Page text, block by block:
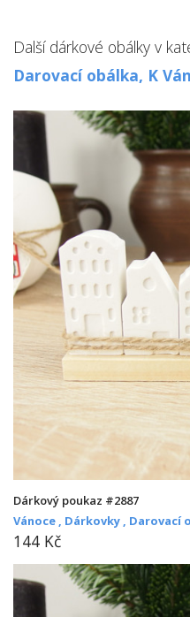
Další dárkové obálky v
Darovací obálka, K
Dárkový poukaz #2887
Vánoce , Dárkovky , Darovací
144 Kč